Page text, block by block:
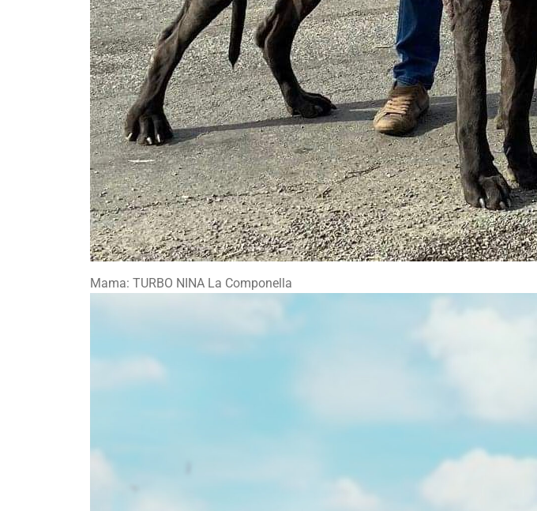
Mama: TURBO NINA La Componella